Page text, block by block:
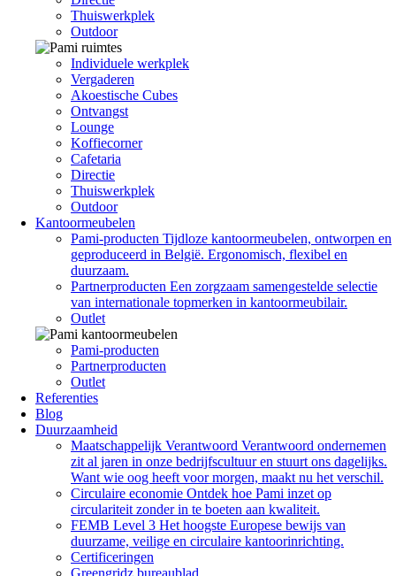
Thuiswerkplek
Outdoor
Individuele werkplek
Vergaderen
Akoestische Cubes
Ontvangst
Lounge
Koffiecorner
Cafetaria
Directie
Thuiswerkplek
Outdoor
Kantoormeubelen
Pami-producten Tijdloze kantoormeubelen, ontworpen en
geproduceerd in België. Ergonomisch, flexibel en
duurzaam.
Partnerproducten Een zorgzaam samengestelde selectie
van internationale topmerken in kantoormeubilair.
Outlet
Pami-producten
Partnerproducten
Outlet
Referenties
Blog
Duurzaamheid
Maatschappelijk Verantwoord Verantwoord ondernemen
zit al jaren in onze bedrijfscultuur en stuurt ons dagelijks.
Want wie oog heeft voor morgen, maakt nu het verschil.
Circulaire economie Ontdek hoe Pami inzet op
circulariteit zonder in te boeten aan kwaliteit.
FEMB Level 3 Het hoogste Europese bewijs van
duurzame, veilige en circulaire kantoorinrichting.
Certificeringen
Greengridz bureaublad